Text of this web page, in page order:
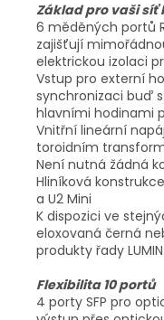
Základ pro vaši síť
6 měděných portů
zajišťují
elektrickou izolaci
Vstup pro externí
synchronizaci buď s
hlavními hodinami
Vnitřní lineární
toroidním
Není nutná žádná
Hliníková
a U2 Mini
K dispozici ve
eloxovaná černá
produkty řady LUMIN.
Flexibilita 10 portů
4 porty SFP pro